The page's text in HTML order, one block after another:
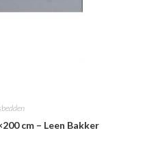
cm – Leen Bakker